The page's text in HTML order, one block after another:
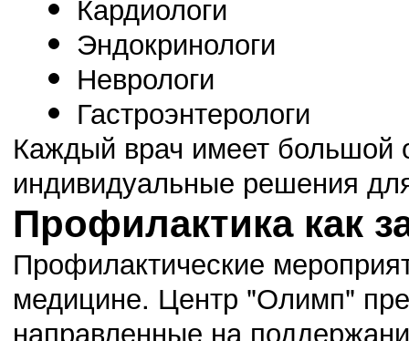
Эндокринологи
Неврологи
Гастроэнтерологи
Каждый врач имеет большой
индивидуальные решения
Профилактика как
Профилактические
медицине. Центр "Олимп"
направленные на